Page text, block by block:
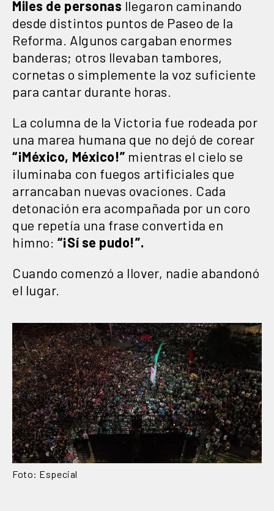
Miles de personas llegaron caminando
desde distintos puntos de Paseo de la
Reforma. Algunos cargaban enormes
banderas; otros llevaban tambores,
cornetas o simplemente la voz suficiente
para cantar durante horas.
La columna de la Victoria fue rodeada por
una marea humana que no dejó de corear
“¡México, México!” mientras el cielo se
iluminaba con fuegos artificiales que
arrancaban nuevas ovaciones. Cada
detonación era acompañada por un coro
que repetía una frase convertida en
himno: “¡Sí se pudo!”.
Cuando comenzó a llover, nadie abandonó
el lugar.
Foto: Especial